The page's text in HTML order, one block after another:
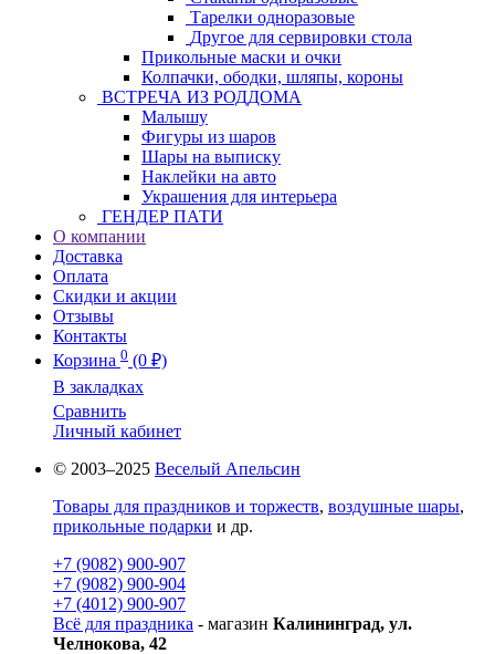
Тарелки одноразовые
Другое для сервировки стола
Прикольные маски и очки
Колпачки, ободки, шляпы, короны
ВСТРЕЧА ИЗ РОДДОМА
Малышу
Фигуры из шаров
Шары на выписку
Наклейки на авто
Украшения для интерьера
ГЕНДЕР ПАТИ
О компании
Доставка
Оплата
Скидки и акции
Отзывы
Контакты
Корзина 0 (0 ₽)
В закладках
Сравнить
Личный кабинет
© 2003–2025 Веселый Апельсин
Товары для праздников и торжеств, воздушные шары,
прикольные подарки и др.
+7 (9082) 900-907
+7 (9082) 900-904
+7 (4012) 900-907
Всё для праздника - магазин Калининград, ул.
Челнокова, 42